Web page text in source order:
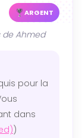
ARGENT
de Ahmed
pour la
dans
)